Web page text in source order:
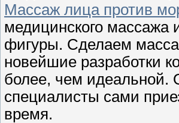
Массаж лица против
медицинского массажа
фигуры. Сделаем
новейшие разработки
более, чем идеальной.
специалисты сами
время.